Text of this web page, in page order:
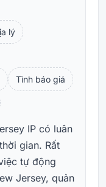
lý
Tình báo giá
IP có luân
gian. Rất
tự động
Jersey, quản